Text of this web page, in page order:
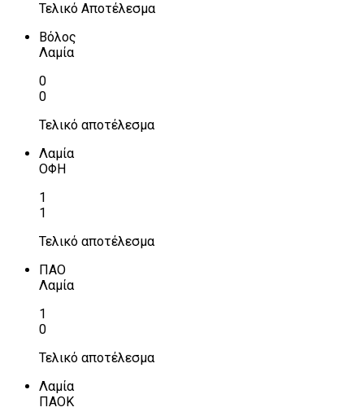
Τελικό Αποτέλεσμα
Βόλος
Λαμία
0
0
Τελικό αποτέλεσμα
Λαμία
ΟΦΗ
1
1
Τελικό αποτέλεσμα
ΠΑΟ
Λαμία
1
0
Τελικό αποτέλεσμα
Λαμία
ΠΑΟΚ